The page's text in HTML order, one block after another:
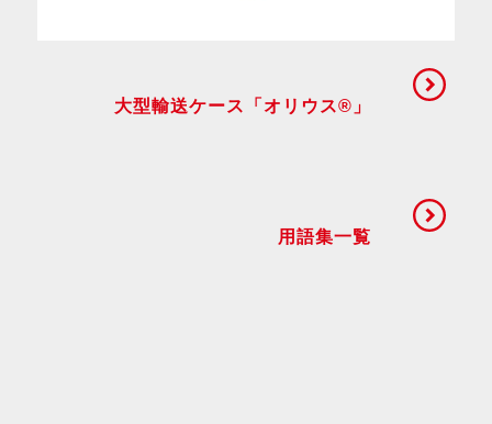
大型輸送ケース「オリウス®」
用語集一覧